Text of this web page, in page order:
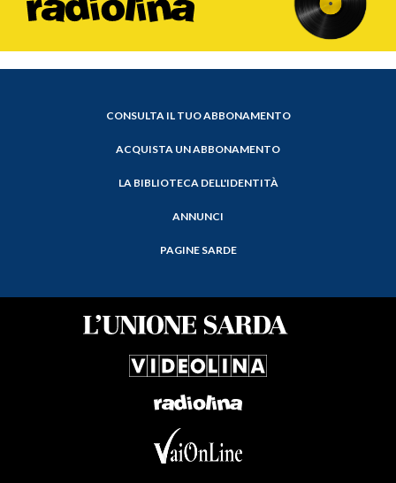
CONSULTA IL TUO ABBONAMENTO
ACQUISTA UN ABBONAMENTO
LA BIBLIOTECA DELL'IDENTITÀ
ANNUNCI
PAGINE SARDE